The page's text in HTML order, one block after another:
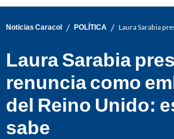
Noticias Caracol / POLÍTICA / Laura Sarabia
Laura Sarabia
renuncia como
del Reino Unido:
sabe